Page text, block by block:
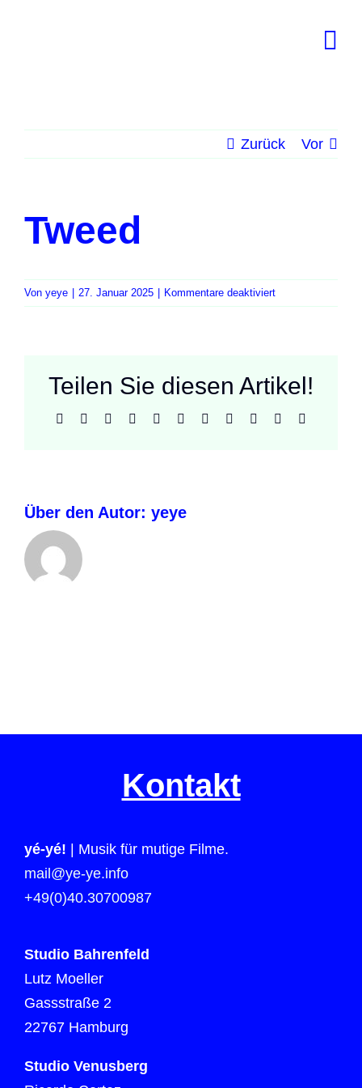
Zurück Vor
Tweed
Von yeye 27. Januar 2025 Kommentare deaktiviertfür
Tweed
Teilen Sie diesen Artikel!
Facebook Reddit LinkedInWhatsAppTelegram
TumblrPinterest Xing
Über den Autor: yeye
Kontakt
yé-yé! | Musik für mutige Filme.
mail@ye-ye.info
+49(0)40.30700987
Studio Bahrenfeld
Lutz Moeller
Gassstraße 2
22767 Hamburg
Studio Venusberg